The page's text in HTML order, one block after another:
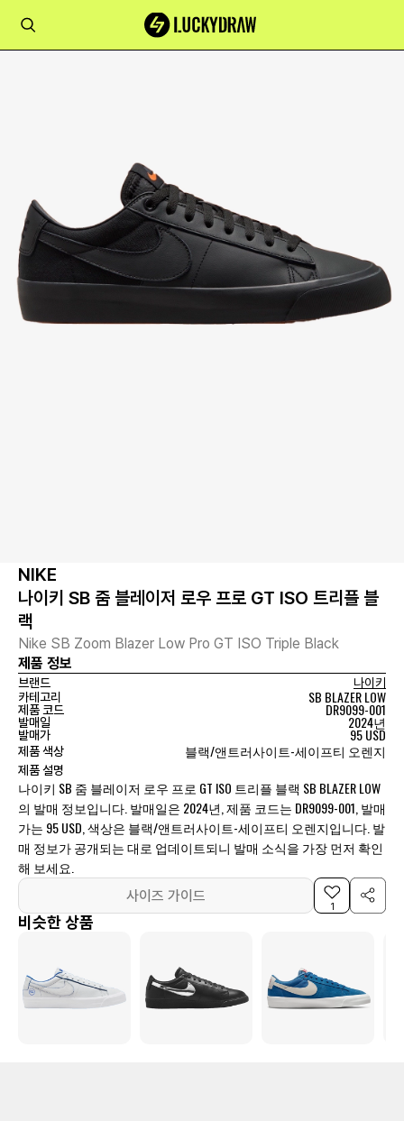
NIKE
나이키 SB 줌 블레이저 로우 프로 GT ISO 트리플 블
랙
Nike SB Zoom Blazer Low Pro GT ISO Triple Black
제품 정보
브랜드
나이키
카테고리
SB BLAZER LOW
제품 코드 DR9099-001
발매일 2024년
발매가 95 USD
제품 색상 블랙/앤트러사이트-세이프티 오렌지
제품 설명
나이키 SB 줌 블레이저 로우 프로 GT ISO 트리플 블랙 SB BLAZER LOW
의 발매 정보입니다. 발매일은 2024년, 제품 코드는 DR9099-001, 발매
가는 95 USD, 색상은 블랙/앤트러사이트-세이프티 오렌지입니다. 발
매 정보가 공개되는 대로 업데이트되니 발매 소식을 가장 먼저 확인
해 보세요.
사이즈 가이드
1
비슷한 상품